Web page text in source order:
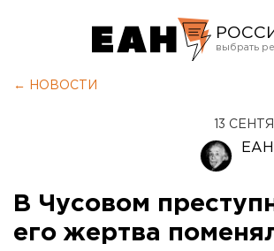
← НОВОСТИ
13
В Чусовом
его жертва